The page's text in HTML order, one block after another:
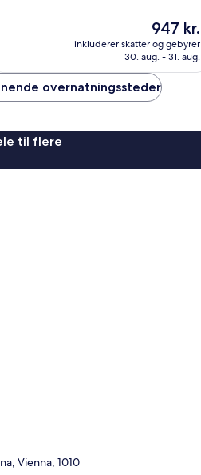
Prisen
er
947 kr.
947 kr.
inkluderer skatter og gebyrer
30. aug. - 31. aug.
overnatningssteder
til flere
Vienna, 1010